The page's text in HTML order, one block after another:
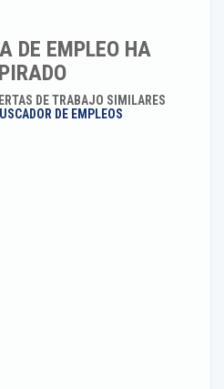
DE EMPLEO HA
DE TRABAJO SIMILARES
DE EMPLEOS